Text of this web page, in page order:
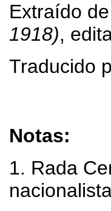
Extraído de
1918),
Traducido
Notas:
1. Rada